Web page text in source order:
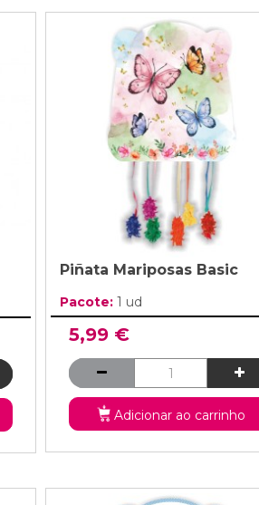
Piñata Mariposas Basic
Pacote: 1 ud
5,99 €
Adicionar ao carrinho